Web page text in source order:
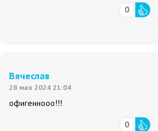
0
Вячеслав
28 мая 2024 21:04
офигеннооо!!!
0